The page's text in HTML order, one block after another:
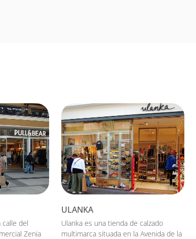
calle del
Zenia
ULANKA
Ulanka es una tienda de calzado
multimarca situada en la Avenida de la